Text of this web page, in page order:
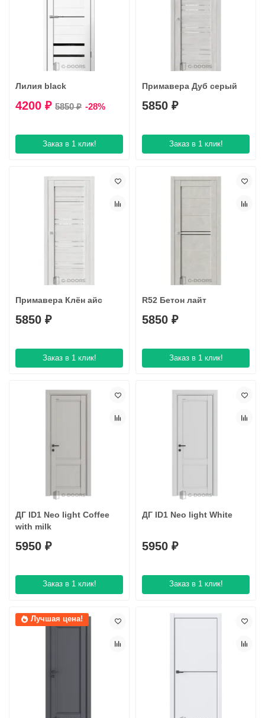
Лилия black
5850 ₽
4200 ₽ -28%
Заказ в 1 клик!
Примавера Дуб серый
5850 ₽
Заказ в 1 клик!
Примавера Клён айс
5850 ₽
Заказ в 1 клик!
R52 Бетон лайт
5850 ₽
Заказ в 1 клик!
ДГ ID1 Neo light Coffee
with milk
5950 ₽
Заказ в 1 клик!
ДГ ID1 Neo light White
5950 ₽
Заказ в 1 клик!
Лучшая цена!